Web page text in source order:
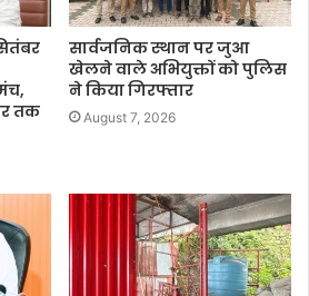
तक
सार्वजनिक स्थान पर जुआ
खेलने वाले अभियुक्तों को पुलिस
ने किया गिरफ्तार
August 7, 2026